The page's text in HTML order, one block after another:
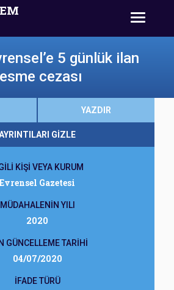
5 günlük ilan
cezası
YAZDIR
GİZLE
KİŞİ VEYA KURUM
Evrensel Gazetesi
MÜDAHALENİN YILI
2020
GÜNCELLEME TARİHİ
04/07/2020
İFADE TÜRÜ